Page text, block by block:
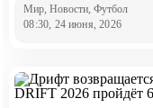
Мир, Новости, Футбол
08:30, 24 июня, 2026